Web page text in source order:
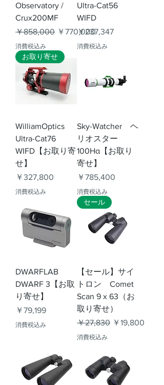
Observatory /
Crux200MF
通常価格
￥858,000 セール価格
￥770,000
消費税込み
Ultra-Cat56
WIFD
価格
￥237,347
消費税込み
お取り寄せ
WilliamOptics
Ultra-Cat76
WIFD【お取り寄
せ】
価格
￥327,800
消費税込み
Sky-Watcher ヘ
リオスター
100Hα【お取り
寄せ】
価格
￥785,400
消費税込み
DWARFLAB
DWARF 3【お取
り寄せ】
価格
￥79,199
消費税込み
セール
【セール】サイ
トロン Comet
Scan 9 x 63（お
取り寄せ）
通常価格
￥27,830 セール価格
￥19,800
消費税込み